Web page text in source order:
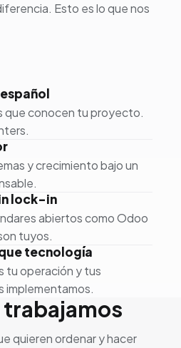
Esto es lo que nos
que conocen tu proyecto.
y crecimiento bajo un
lock-in
abiertos como Odoo
tuyos.
tecnología
tu operación y tus
implementamos.
trabajamos
quieren ordenar y hacer